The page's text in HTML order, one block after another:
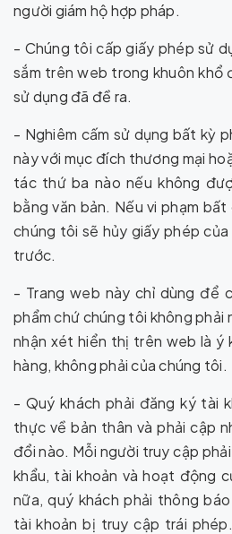
người giám hộ hợp pháp.
- Chúng tôi cấp giấy phép sử
sắm trên web trong khuôn khổ
sử dụng đã đề ra.
- Nghiêm cấm sử dụng bất kỳ
này với mục đích thương mại
tác thứ ba nào nếu không
bằng văn bản. Nếu vi phạm
chúng tôi sẽ hủy giấy phép
trước.
- Trang web này chỉ dùng để
phẩm chứ chúng tôi không phải
nhận xét hiển thị trên web là ý
hàng, không phải của chúng tôi.
- Quý khách phải đăng ký tài
thực về bản thân và phải cập
đổi nào. Mỗi người truy cập
khẩu, tài khoản và hoạt động
nữa, quý khách phải thông
tài khoản bị truy cập trái